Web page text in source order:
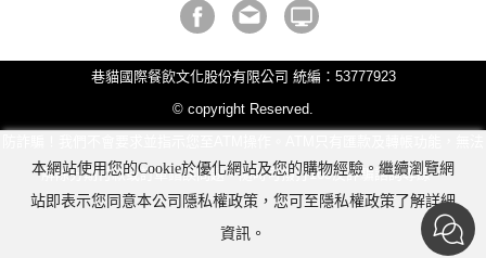
巷貓國際餐飲文化股份有限公司 統編：53777923
© copyright Reserved.
解除分期付款或訂單錯誤問題。隨時可撥打165反詐騙諮詢專線。
本網站使用您的Cookie於優化網站及您的購物經驗。繼續瀏覽網
站即表示您同意本公司隱私權政策，您可至隱私權政策了解詳細
資訊。